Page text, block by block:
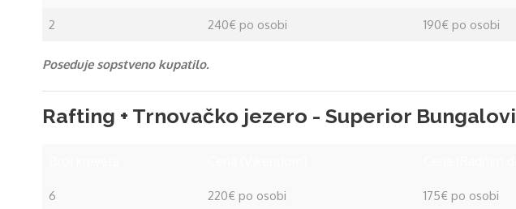
2 240€ po osobi 190€ po osobi
Poseduje sopstveno kupatilo.
Rafting + Trnovačko jezero - Superior Bungalovi
6 220€ po osobi 175€ po osobi